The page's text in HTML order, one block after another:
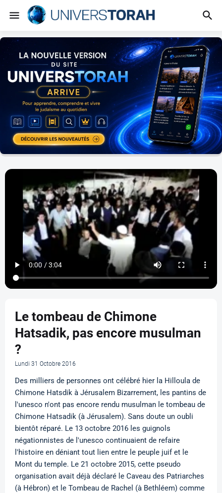
Le tombeau de Chimone
Hatsadik, pas encore musulman
?
Lundi 31 Octobre 2016
Des milliers de personnes ont célébré hier la Hilloula de
Chimone Hatsdik à Jérusalem Bizarrement, les pantins de
l'unesco n'ont pas encore rendu musulman le tombeau de
Chimone Hatsadik (à Jérusalem). Sans doute un oubli
bientôt réparé. Le 13 octobre 2016 les guignols
négationnistes de l'unesco continuaient de refaire
l'histoire en déniant tout lien entre le peuple juif et le
Mont du temple. Le 21 octobre 2015, cette pseudo
organisation avait déjà déclaré le Caveau des Patriarches
(à Hébron) et le Tombeau de Rachel (à Bethléem) comme